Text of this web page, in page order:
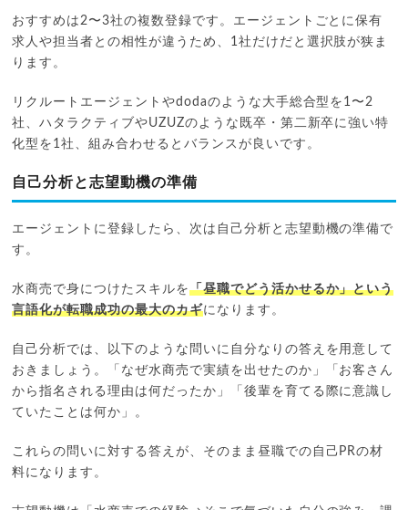
おすすめは2〜3社の複数登録です。エージェントごとに保有
求人や担当者との相性が違うため、1社だけだと選択肢が狭ま
ります。
リクルートエージェントやdodaのような大手総合型を1〜2
社、ハタラクティブやUZUZのような既卒・第二新卒に強い特
化型を1社、組み合わせるとバランスが良いです。
自己分析と志望動機の準備
エージェントに登録したら、次は自己分析と志望動機の準備で
す。
水商売で身につけたスキルを「昼職でどう活かせるか」という
言語化が転職成功の最大のカギになります。
自己分析では、以下のような問いに自分なりの答えを用意して
おきましょう。「なぜ水商売で実績を出せたのか」「お客さん
から指名される理由は何だったか」「後輩を育てる際に意識し
ていたことは何か」。
これらの問いに対する答えが、そのまま昼職での自己PRの材
料になります。